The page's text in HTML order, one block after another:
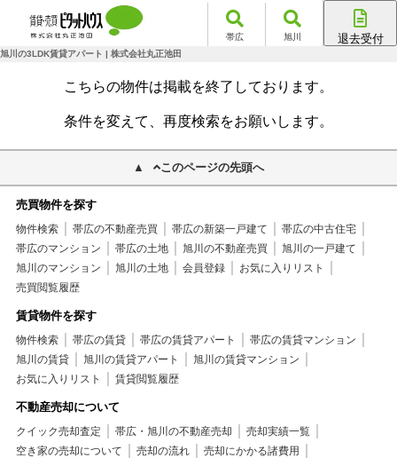
帯広 旭川 退去受付
旭川の3LDK賃貸アパート | 株式会社丸正池田
こちらの物件は掲載を終了しております。
条件を変えて、再度検索をお願いします。
このページの先頭へ
売買物件を探す
物件検索 帯広の不動産売買 帯広の新築一戸建て
帯広の中古住宅
帯広のマンション
帯広の土地 旭川の不動産売買
旭川の一戸建て
旭川のマンション
旭川の土地 会員登録
お気に入りリスト
売買閲覧履歴
賃貸物件を探す
物件検索 帯広の賃貸 帯広の賃貸アパート
帯広の賃貸マンション
旭川の賃貸
旭川の賃貸アパート
旭川の賃貸マンション
お気に入りリスト
賃貸閲覧履歴
不動産売却について
クイック売却査定 帯広・旭川の不動産売却
売却実績一覧
空き家の売却について
売却の流れ
売却にかかる諸費用